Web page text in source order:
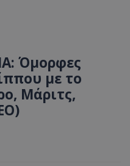
Όμορφες
με το
Μάριτς,